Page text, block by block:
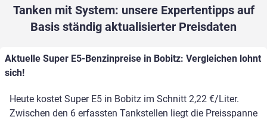
Tanken mit System: unsere Expertentipps auf
Basis ständig aktualisierter Preisdaten
Aktuelle Super E5-Benzinpreise in Bobitz: Vergleichen lohnt
sich!
Heute kostet Super E5 in Bobitz im Schnitt 2,22 €/Liter.
Zwischen den 6 erfassten Tankstellen liegt die Preisspanne